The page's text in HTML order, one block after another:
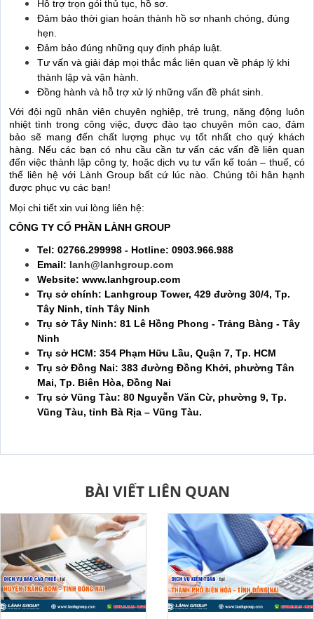
Hỗ trợ trọn gói thủ tục, hồ sơ.
Đảm bảo thời gian hoàn thành hồ sơ nhanh chóng, đúng
hẹn.
Đảm bảo đúng những quy định pháp luật.
Tư vấn và giải đáp mọi thắc mắc liên quan về pháp lý khi
thành lập và vận hành.
Đồng hành và hỗ trợ xử lý những vấn đề phát sinh.
Với đội ngũ nhân viên chuyên nghiệp, trẻ trung, năng động luôn
nhiệt tình trong công việc, được đào tạo chuyên môn cao, đảm
bảo sẽ mang đến chất lượng phục vụ tốt nhất cho quý khách
hàng. Nếu các bạn có nhu cầu cần tư vấn các vấn đề liên quan
đến việc thành lập công ty, hoặc dịch vụ tư vấn kế toán – thuế, có
thể liên hệ với Lành Group bất cứ lúc nào. Chúng tôi hân hạnh
được phục vụ các bạn!
Mọi chi tiết xin vui lòng liên hệ:
CÔNG TY CỔ PHẦN LÀNH GROUP
Tel: 02766.299998 - Hotline: 0903.966.988
Email: lanh@lanhgroup.com
Website: www.lanhgroup.com
Trụ sở chính: Lanhgroup Tower, 429 đường 30/4, Tp.
Tây Ninh, tỉnh Tây Ninh
Trụ sở Tây Ninh: 81 Lê Hồng Phong - Trảng Bàng - Tây
Ninh
Trụ sở HCM: 354 Phạm Hữu Lầu, Quận 7, Tp. HCM
Trụ sở Đồng Nai: 383 đường Đồng Khởi, phường Tân
Mai, Tp. Biên Hòa, Đồng Nai
Trụ sở Vũng Tàu: 80 Nguyễn Văn Cừ, phường 9, Tp.
Vũng Tàu, tỉnh Bà Rịa – Vũng Tàu.
BÀI VIẾT LIÊN QUAN